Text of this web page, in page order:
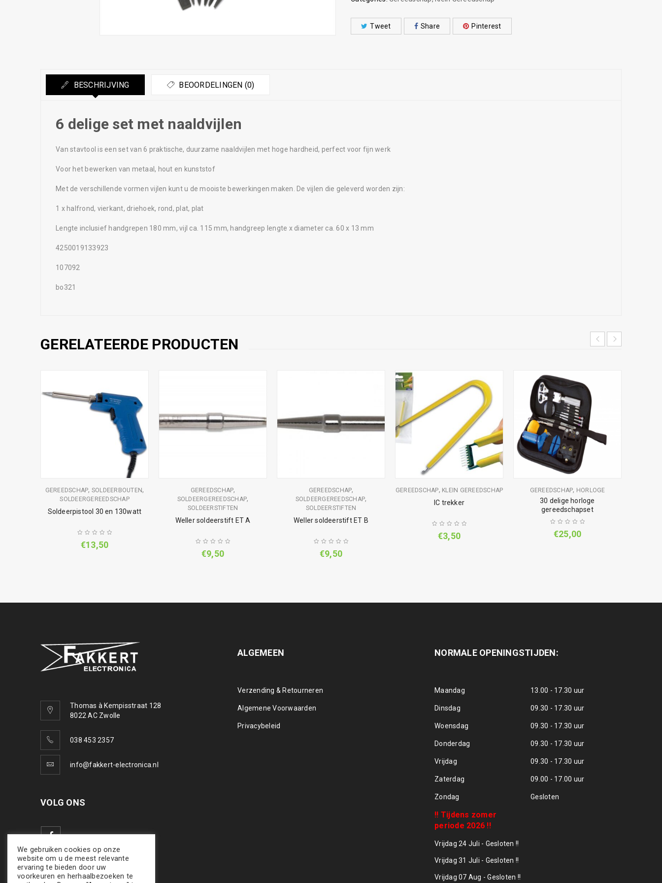
Tweet Share Pinterest
BESCHRIJVING BEOORDELINGEN (0)
6 delige set met naaldvijlen
Van stavtool is een set van 6 praktische, duurzame naaldvijlen met hoge hardheid, perfect voor fijn werk
Voor het bewerken van metaal, hout en kunststof
Met de verschillende vormen vijlen kunt u de mooiste bewerkingen maken. De vijlen die geleverd worden zijn:
1 x halfrond, vierkant, driehoek, rond, plat, plat
Lengte inclusief handgrepen 180 mm, vijl ca. 115 mm, handgreep lengte x diameter ca. 60 x 13 mm
4250019133923
107092
bo321
GERELATEERDE PRODUCTEN
GEREEDSCHAP, SOLDEERBOUTEN,
SOLDEERGEREEDSCHAP
Soldeerpistool 30 en 130watt
€13,50
GEREEDSCHAP,
SOLDEERGEREEDSCHAP,
SOLDEERSTIFTEN
Weller soldeerstift ET A
€9,50
GEREEDSCHAP,
SOLDEERGEREEDSCHAP,
SOLDEERSTIFTEN
Weller soldeerstift ET B
€9,50
GEREEDSCHAP, KLEIN GEREEDSCHAP
IC trekker
€3,50
GEREEDSCHAP, HORLOGE
30 delige horloge
gereedschapset
€25,00
Thomas à Kempisstraat 128
8022 AC Zwolle
038 453 2357
info@fakkert-electronica.nl
VOLG ONS
ALGEMEEN
Verzending & Retourneren
Algemene Voorwaarden
Privacybeleid
NORMALE OPENINGSTIJDEN:
Maandag 13.00 - 17.30 uur
Dinsdag 09.30 - 17.30 uur
Woensdag 09.30 - 17.30 uur
Donderdag 09.30 - 17.30 uur
Vrijdag 09.30 - 17.30 uur
Zaterdag 09.00 - 17.00 uur
Zondag Gesloten
!! Tijdens zomer
periode 2026 !!
Vrijdag 24 Juli - Gesloten !!
Vrijdag 31 Juli - Gesloten !!
Vrijdag 07 Aug - Gesloten !!
We gebruiken cookies op onze
website om u de meest relevante
ervaring te bieden door uw
voorkeuren en herhaalbezoeken te